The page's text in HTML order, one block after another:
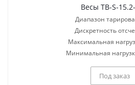
Весы TB-S-
Диапазон
Дискретность
Максимальная
Минимальная
Под заказ